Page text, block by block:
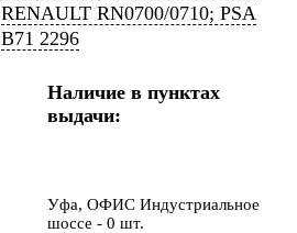
RENAULT RN0700/0710; PSA
B71 2296
Наличие в пунктах
выдачи:
Уфа, ОФИС Индустриальное
шоссе - 0 шт.